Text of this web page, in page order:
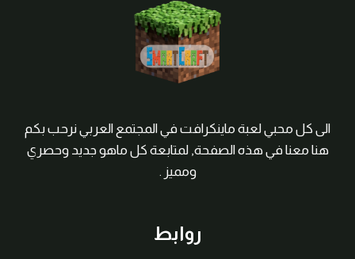
الى كل محبي لعبة ماينكرافت في المجتمع العربي نرحب بكم
هنا معنا في هذه الصفحة, لمتابعة كل ماهو جديد وحصري
ومميز .
روابط